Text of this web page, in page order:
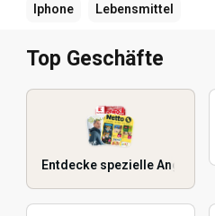
Iphone Lebensmittel
Top Geschäfte
Entdecke spezielle Angebote